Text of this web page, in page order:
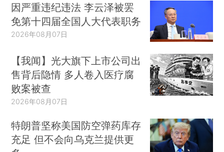
因严重违纪违法 李云泽被罢
免第十四届全国人大代表职务
2026年08月07日
【我闻】光大旗下上市公司出
售背后隐情 多人卷入医疗腐
败案被查
2026年08月07日
特朗普坚称美国防空弹药库存
充足 但不会向乌克兰提供更